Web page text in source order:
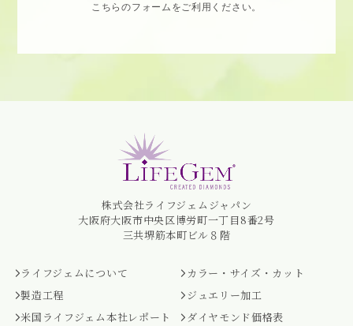
こちらのフォームをご利用ください。
株式会社ライフジェムジャパン
大阪府大阪市中央区博労町一丁目8番2号
三共堺筋本町ビル８階
ライフジェムについて
製造工程
米国ライフジェム本社レポート
カラー・サイズ・カット
ジュエリー加工
ダイヤモンド価格表